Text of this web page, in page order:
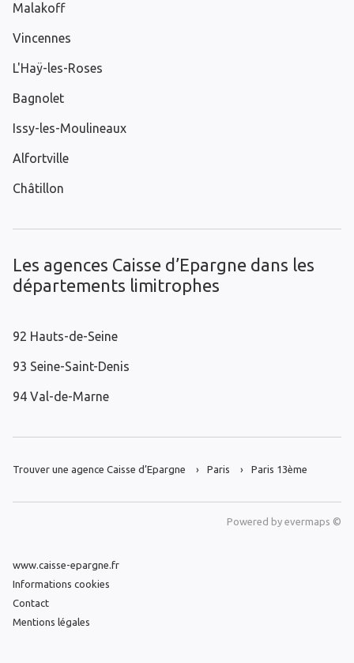
Malakoff
Vincennes
L'Haÿ-les-Roses
Bagnolet
Issy-les-Moulineaux
Alfortville
Châtillon
Les agences Caisse d’Epargne dans les
départements limitrophes
92 Hauts-de-Seine
93 Seine-Saint-Denis
94 Val-de-Marne
Trouver une agence Caisse d’Epargne Paris Paris 13ème
Powered by evermaps ©
www.caisse-epargne.fr
Informations cookies
Contact
Mentions légales